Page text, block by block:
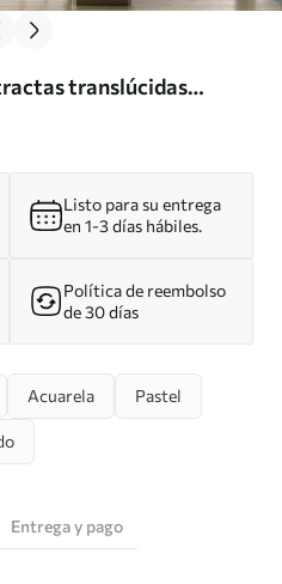
translúcidas
Listo para su entrega
en 1-3 días hábiles.
Política de reembolso
de 30 días
Acuarela Pastel
Entrega y pago